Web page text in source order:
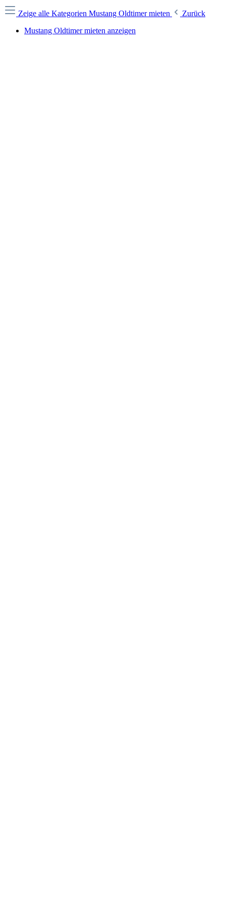
Zeige alle Kategorien Mustang Oldtimer mieten
Zurück
Mustang Oldtimer mieten anzeigen